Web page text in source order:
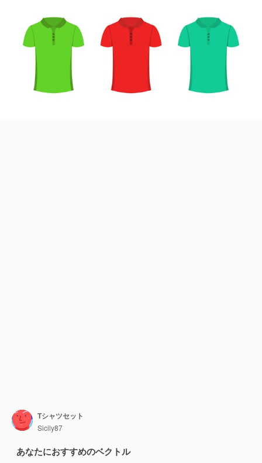
Tシャツセット
Sicily87
あなたにおすすめのベクトル